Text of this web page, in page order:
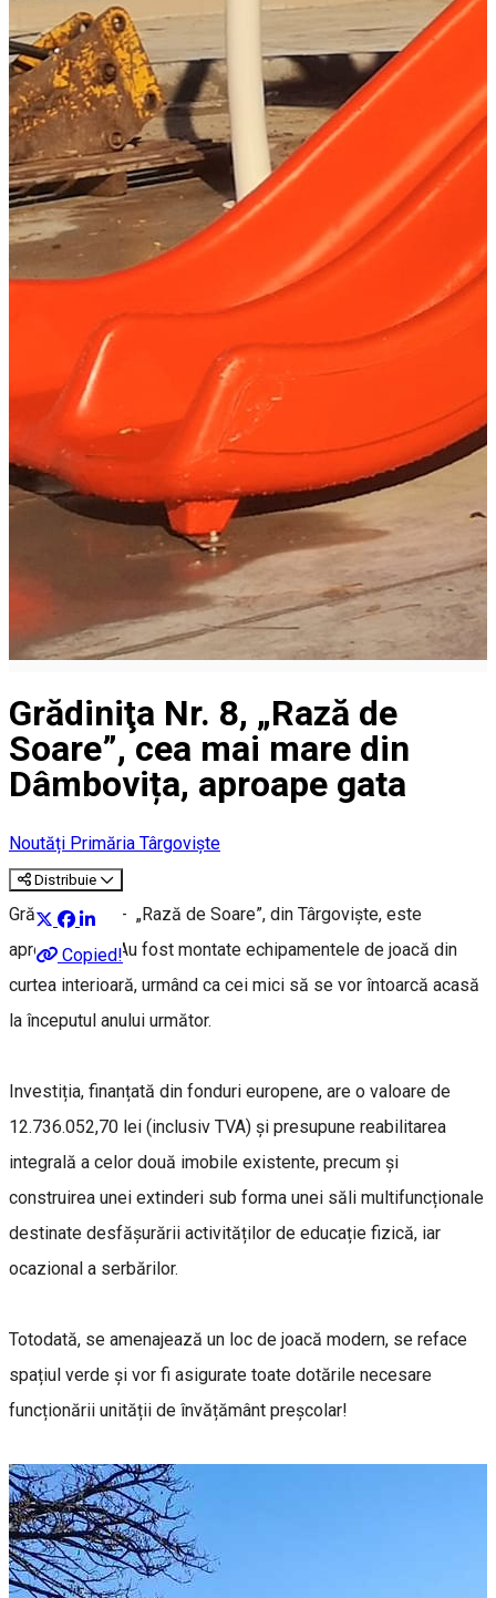
Grădiniţa Nr. 8, „Rază de
Soare”, cea mai mare din
Dâmbovița, aproape gata
Noutăți Primăria Târgoviște
Distribuie
Copied!
Grădiniţa Nr. 8 - „Rază de Soare”, din Târgoviște, este
aproape gata. Au fost montate echipamentele de joacă din
curtea interioară, urmând ca cei mici să se vor întoarcă acasă
la începutul anului următor.
Investiția, finanțată din fonduri europene, are o valoare de
12.736.052,70 lei (inclusiv TVA) și presupune reabilitarea
integrală a celor două imobile existente, precum și
construirea unei extinderi sub forma unei săli multifuncționale
destinate desfășurării activităților de educație fizică, iar
ocazional a serbărilor.
Totodată, se amenajează un loc de joacă modern, se reface
spațiul verde și vor fi asigurate toate dotările necesare
funcționării unității de învățământ preșcolar!